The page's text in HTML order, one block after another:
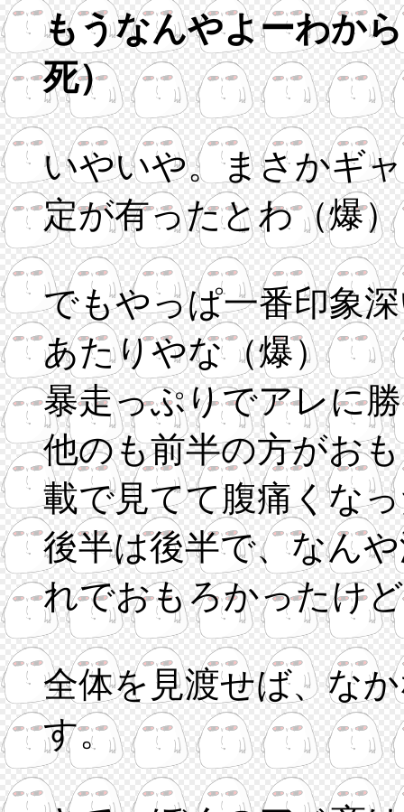
もうなんやよーわか
死）
いやいや。まさかギ
定が有ったとわ（爆）
でもやっぱ一番印象
あたりやな（爆）
暴走っぷりでアレに
他のも前半の方がお
載で見てて腹痛くな
後半は後半で、なん
れでおもろかったけ
全体を見渡せば、な
す。